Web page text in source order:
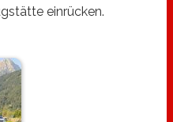
einrücken.